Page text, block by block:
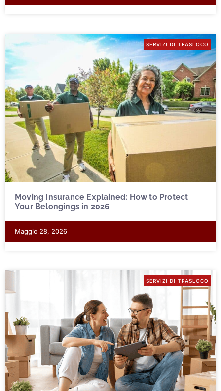
SERVIZI DI TRASLOCO
Moving Insurance Explained: How to Protect
Your Belongings in 2026
Maggio 28, 2026
SERVIZI DI TRASLOCO